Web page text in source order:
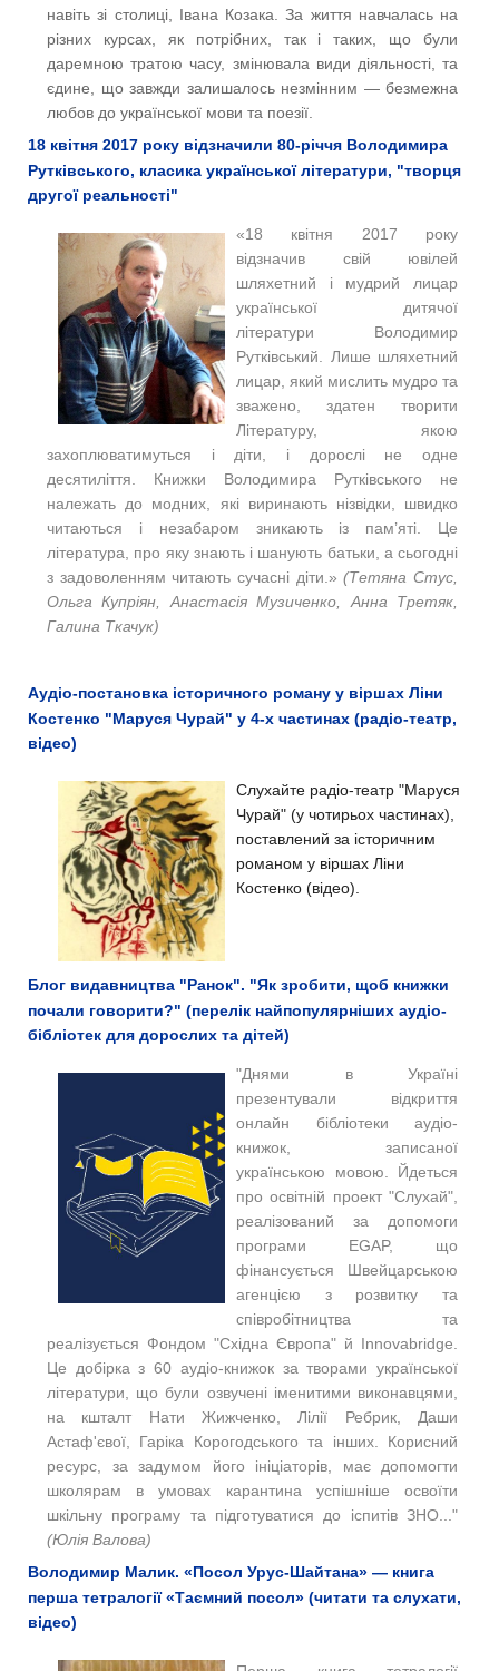
навіть зі столиці, Івана Козака. За життя навчалась на
різних курсах, як потрібних, так і таких, що були
даремною тратою часу, змінювала види діяльності, та
єдине, що завжди залишалось незмінним — безмежна
любов до української мови та поезії.
18 квітня 2017 року відзначили 80-річчя Володимира
Рутківського, класика української літератури, "творця
другої реальності"
«18 квітня 2017 року
відзначив свій ювілей
шляхетний і мудрий лицар
української дитячої
літератури Володимир
Рутківський. Лише шляхетний
лицар, який мислить мудро та
зважено, здатен творити
Літературу, якою
захоплюватимуться і діти, і дорослі не одне
десятиліття. Книжки Володимира Рутківського не
належать до модних, які виринають нізвідки, швидко
читаються і незабаром зникають із пам’яті. Це
література, про яку знають і шанують батьки, а сьогодні
з задоволенням читають сучасні діти.»(Тетяна Стус,
Ольга Купріян, Анастасія Музиченко, Анна Третяк,
Галина Ткачук)
Аудіо-постановка історичного роману у віршах Ліни
Костенко "Маруся Чурай" у 4-х частинах (радіо-театр,
відео)
Слухайте радіо-театр "Маруся
Чурай" (у чотирьох частинах),
поставлений за історичним
романом у віршах Ліни
Костенко (відео).
Блог видавництва "Ранок". "Як зробити, щоб книжки
почали говорити?" (перелік найпопулярніших аудіо-
бібліотек для дорослих та дітей)
"Днями в Україні
презентували відкриття
онлайн бібліотеки аудіо-
книжок, записаної
українською мовою. Йдеться
про освітній проект "Слухай",
реалізований за допомоги
програми EGAP, що
фінансується Швейцарською
агенцією з розвитку та
співробітництва та
реалізується Фондом "Східна Європа" й Innovabridge.
Це добірка з 60 аудіо-книжок за творами української
літератури, що були озвучені іменитими виконавцями,
на кшталт Нати Жижченко, Лілії Ребрик, Даши
Астаф'євої, Гаріка Корогодського та інших. Корисний
ресурс, за задумом його ініціаторів, має допомогти
школярам в умовах карантина успішніше освоїти
шкільну програму та підготуватися до іспитів ЗНО..."
(Юлія Валова)
Володимир Малик. «Посол Урус-Шайтана» — книга
перша тетралогії «Таємний посол» (читати та слухати,
відео)